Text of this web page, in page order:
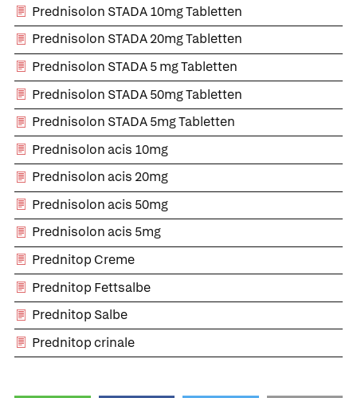
Prednisolon STADA 10mg Tabletten
Prednisolon STADA 20mg Tabletten
Prednisolon STADA 5 mg Tabletten
Prednisolon STADA 50mg Tabletten
Prednisolon STADA 5mg Tabletten
Prednisolon acis 10mg
Prednisolon acis 20mg
Prednisolon acis 50mg
Prednisolon acis 5mg
Prednitop Creme
Prednitop Fettsalbe
Prednitop Salbe
Prednitop crinale